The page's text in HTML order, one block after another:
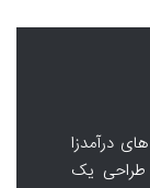
درآمدزا
طراحی یک